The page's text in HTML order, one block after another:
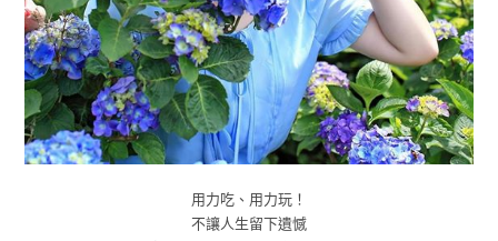
用力吃、用力玩！
不讓人生留下遺憾